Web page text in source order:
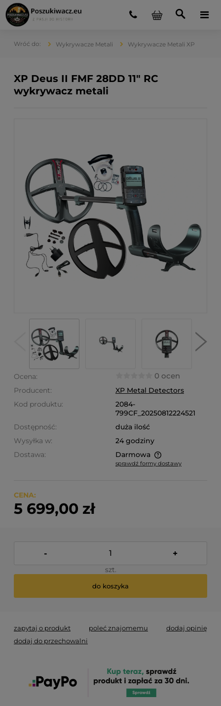
Wykrywacze Metali Wykrywacze Metali XP
XP Deus II FMF 28DD 11" RC
wykrywacz metali
Ocena: 0 ocen
Producent:
XP Metal Detectors
Kod produktu:
2084-
799CF_20250812224521
Dostępność:
duża ilość
Wysyłka w:
24 godziny
Dostawa:
Darmowa
Cena nie zawiera ewentualnych kosztów płatności
sprawdź formy dostawy
CENA:
5 699,00 zł
- +
szt.
do koszyka
zapytaj o produkt poleć znajomemu
dodaj opinię
dodaj do przechowalni